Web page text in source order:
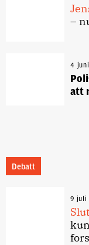
–
4
att
Debatt
9 juli